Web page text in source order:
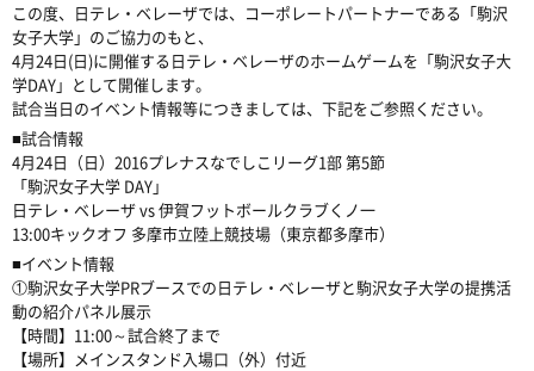
この度、日テレ・ベレーザでは、コーポレートパートナーである「駒沢
女子大学」のご協力のもと、
4月24日(日)に開催する日テレ・ベレーザのホームゲームを「駒沢女子大
学DAY」として開催します。
試合当日のイベント情報等につきましては、下記をご参照ください。
■試合情報
4月24日（日）2016プレナスなでしこリーグ1部 第5節
「駒沢女子大学 DAY」
日テレ・ベレーザ vs 伊賀フットボールクラブくノ一
13:00キックオフ 多摩市立陸上競技場（東京都多摩市）
■イベント情報
①駒沢女子大学PRブースでの日テレ・ベレーザと駒沢女子大学の提携活
動の紹介パネル展示
【時間】11:00～試合終了まで
【場所】メインスタンド入場口（外）付近